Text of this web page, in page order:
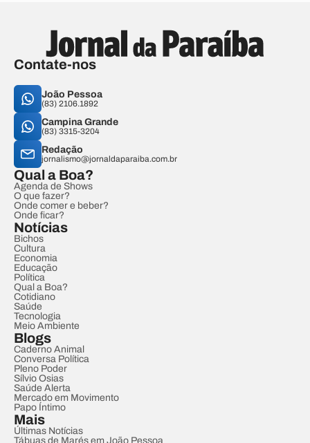
Contate-nos
João Pessoa
(83) 2106.1892
Campina Grande
(83) 3315-3204
Redação
jornalismo@jornaldaparaiba.com.br
Qual a Boa?
Agenda de Shows
O que fazer?
Onde comer e beber?
Onde ficar?
Notícias
Bichos
Cultura
Economia
Educação
Política
Qual a Boa?
Cotidiano
Saúde
Tecnologia
Meio Ambiente
Blogs
Caderno Animal
Conversa Política
Pleno Poder
Sílvio Osias
Saúde Alerta
Mercado em Movimento
Papo Íntimo
Mais
Últimas Notícias
Tábuas de Marés em João Pessoa